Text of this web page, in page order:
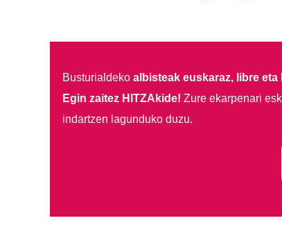
Busturialdeko albisteak euskaraz, libre eta
Egin zaitez HITZAkide! Zure ekarpenari
indartzen lagunduko duzu.